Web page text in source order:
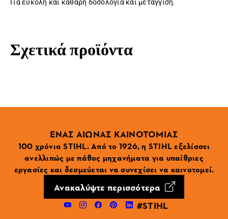
Για εύκολη και καθαρή δοσολογία και μετάγγιση.
Σχετικά προϊόντα
ΕΝΑΣ ΑΙΩΝΑΣ ΚΑΙΝΟΤΟΜΙΑΣ
100 χρόνια STIHL. Από το 1926, η STIHL εξελίσσει
ανελλιπώς με πάθος μηχανήματα για υπαίθριες
εργασίες και δεσμεύεται να συνεχίσει να καινοτομεί.
Ανακαλύψτε περισσότερα
#STIHL